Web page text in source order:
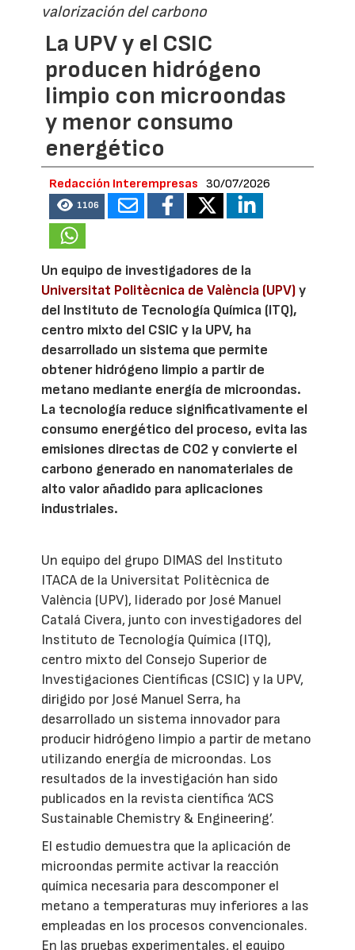
valorización del carbono
La UPV y el CSIC
producen hidrógeno
limpio con microondas
y menor consumo
energético
Redacción Interempresas 30/07/2026
1106
Un equipo de investigadores de la
Universitat Politècnica de València (UPV)y
del Instituto de Tecnología Química (ITQ),
centro mixto del CSIC y la UPV, ha
desarrollado un sistema que permite
obtener hidrógeno limpio a partir de
metano mediante energía de microondas.
La tecnología reduce significativamente el
consumo energético del proceso, evita las
emisiones directas de CO2 y convierte el
carbono generado en nanomateriales de
alto valor añadido para aplicaciones
industriales.
Un equipo del grupo DIMAS del Instituto
ITACA de la Universitat Politècnica de
València (UPV), liderado por José Manuel
Catalá Civera, junto con investigadores del
Instituto de Tecnología Química (ITQ),
centro mixto del Consejo Superior de
Investigaciones Científicas (CSIC) y la UPV,
dirigido por José Manuel Serra, ha
desarrollado un sistema innovador para
producir hidrógeno limpio a partir de metano
utilizando energía de microondas. Los
resultados de la investigación han sido
publicados en la revista científica ‘ACS
Sustainable Chemistry & Engineering’.
El estudio demuestra que la aplicación de
microondas permite activar la reacción
química necesaria para descomponer el
metano a temperaturas muy inferiores a las
empleadas en los procesos convencionales.
En las pruebas experimentales, el equipo